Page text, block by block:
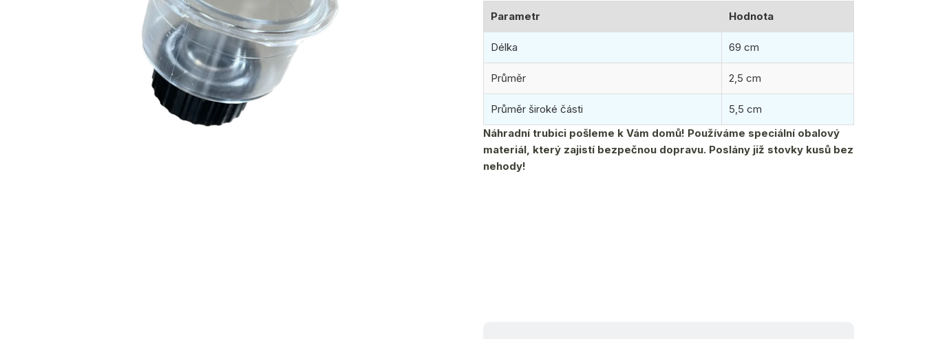
Parametr Hodnota
Délka 69 cm
Průměr 2,5 cm
Průměr široké části
5,5 cm
Náhradní trubici pošleme k Vám domů! Používáme speciální obalový
materiál, který zajistí bezpečnou dopravu. Poslány již stovky kusů bez
nehody!